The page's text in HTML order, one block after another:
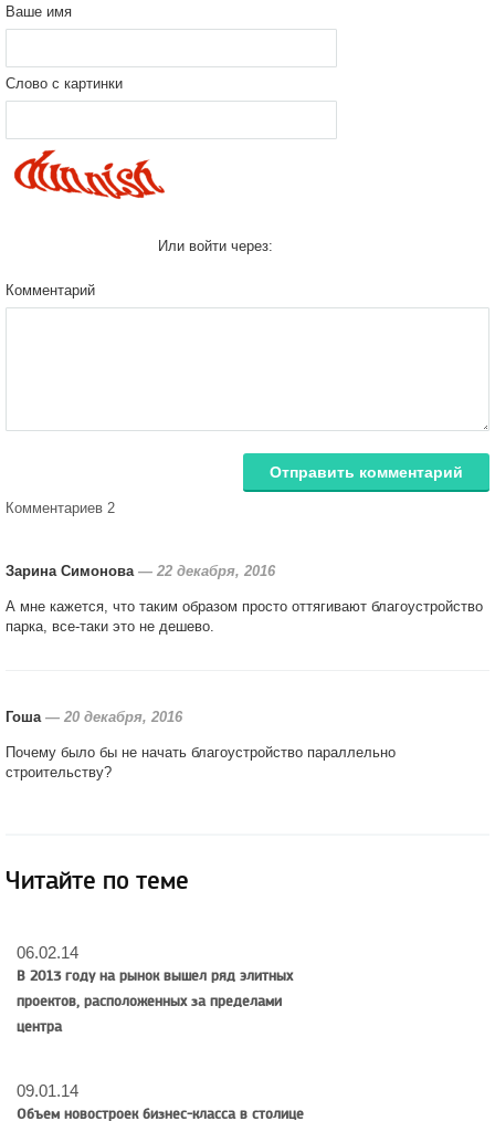
Ваше имя
Слово с картинки
Или войти через:
Комментарий
Отправить комментарий
Комментариев 2
Зарина Симонова— 22 декабря, 2016
А мне кажется, что таким образом просто оттягивают благоустройство
парка, все-таки это не дешево.
Гоша— 20 декабря, 2016
Почему было бы не начать благоустройство параллельно
строительству?
Читайте по теме
06.02.14
В 2013 году на рынок вышел ряд элитных
проектов, расположенных за пределами
центра
09.01.14
Объем новостроек бизнес-класса в столице